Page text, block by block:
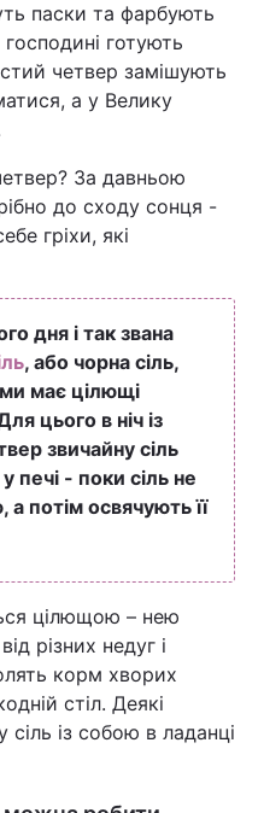
паски та фарбують
готують
четвер замішують
а у Велику
За давньою
до сходу сонця -
гріхи, які
дня і так звана
, або чорна сіль,
має цілющі
цього в ніч із
звичайну сіль
печі - поки сіль не
потім освячують її
цілющою – нею
різних недуг і
корм хворих
стіл. Деякі
сіль із собою в ладанці